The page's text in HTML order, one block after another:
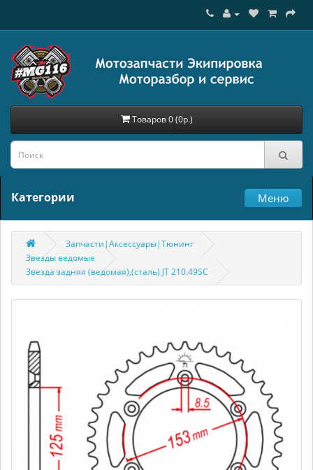
Товаров 0 (0р.)
Категории Меню
Запчасти|Аксессуары|Тюнинг
Звезды ведомые
Звезда задняя (ведомая),(сталь) JT 210.49SC